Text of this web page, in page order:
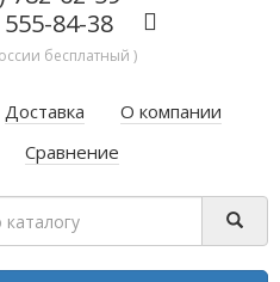
555-84-38
бесплатный )
Доставка
О компании
Сравнение